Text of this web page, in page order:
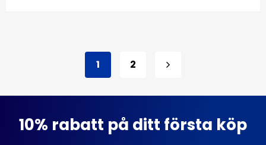
1 2
10% rabatt på ditt första köp